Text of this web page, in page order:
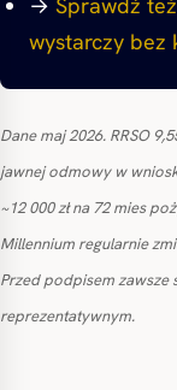
wystarczy bez
Dane maj 2026. RRSO
jawnej odmowy w
~12 000 zł na 72 mies
Millennium regularnie
Przed podpisem zawsze
reprezentatywnym.